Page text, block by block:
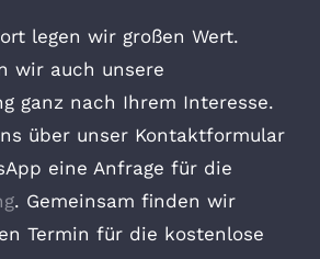
legen wir großen Wert.
wir auch unsere
ganz nach Ihrem Interesse.
über unser Kontaktformular
eine Anfrage für die
. Gemeinsam finden wir
Termin für die kostenlose